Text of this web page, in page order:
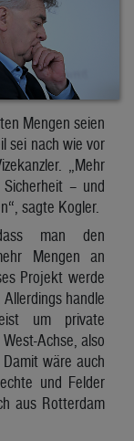
Mengen seien
sei nach wie vor
„Mehr
– und
sagte Kogler.
man den
Mengen an
Projekt werde
handle
um private
Achse, also
wäre auch
und Felder
aus Rotterdam